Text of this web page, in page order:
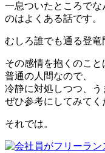
一息ついたところでな
のはよくある話です。
むしろ誰でも通る登竜
その感情を抱くのこ
普通の人間なので、
冷静に対処しつつ、
ぜひ参考にしてみてく
それでは。